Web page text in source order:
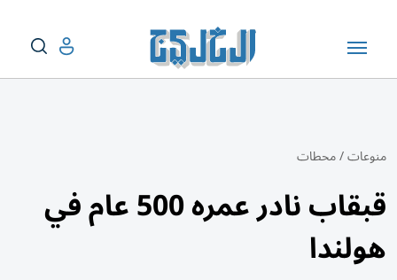
منوعات/محطات
قبقاب نادر عمره 500 عام في
هولندا